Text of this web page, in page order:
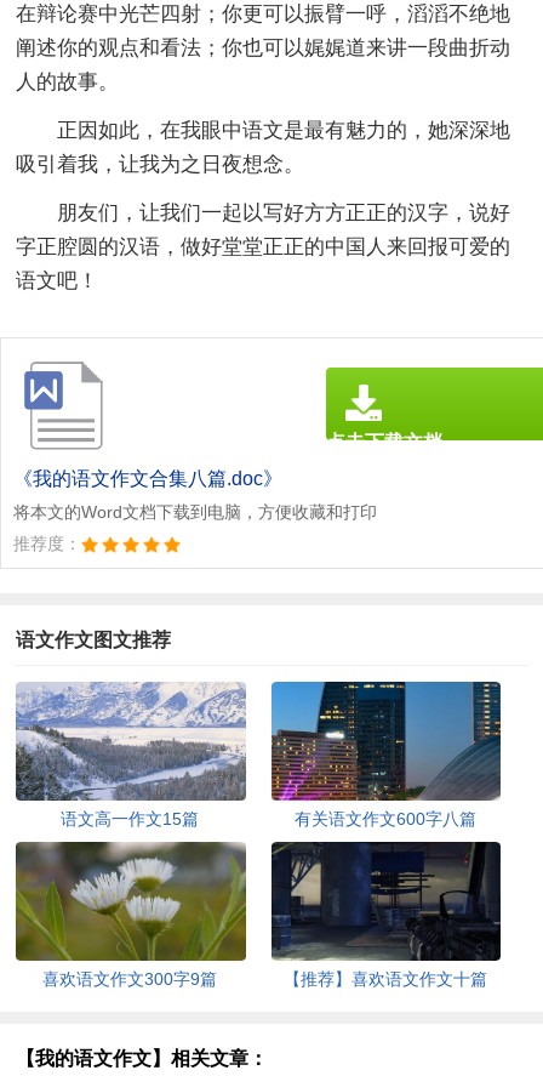
在辩论赛中光芒四射；你更可以振臂一呼，滔滔不绝地
阐述你的观点和看法；你也可以娓娓道来讲一段曲折动
人的故事。
正因如此，在我眼中语文是最有魅力的，她深深地
吸引着我，让我为之日夜想念。
朋友们，让我们一起以写好方方正正的汉字，说好
字正腔圆的汉语，做好堂堂正正的中国人来回报可爱的
语文吧！
《我的语文作文合集八篇.doc》
将本文的Word文档下载到电脑，方便收藏和打印
推荐度：
点击下载文档
语文作文图文推荐
语文高一作文15篇 有关语文作文600字八篇
喜欢语文作文300字9篇 【推荐】喜欢语文作文十篇
【我的语文作文】相关文章：